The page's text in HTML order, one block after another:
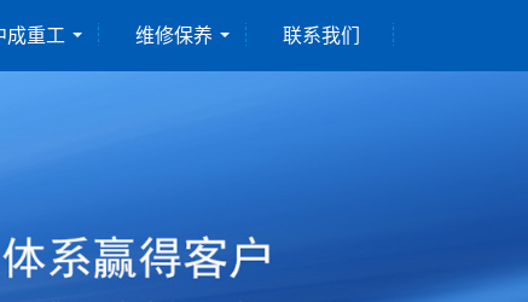
成重工 维修保养 联系我们